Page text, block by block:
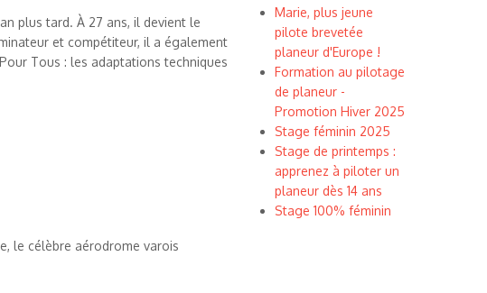
plus tard. À 27 ans, il devient le
et compétiteur, il a également
Tous : les adaptations techniques
le célèbre aérodrome varois
Marie, plus jeune
pilote brevetée
planeur d'Europe !
Formation au pilotage
de planeur -
Promotion Hiver 2025
Stage féminin 2025
Stage de printemps :
apprenez à piloter un
planeur dès 14 ans
Stage 100% féminin